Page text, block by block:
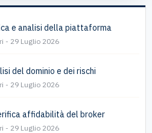
e analisi della piattaforma
29 Luglio 2026
del dominio e dei rischi
29 Luglio 2026
affidabilità del broker
29 Luglio 2026